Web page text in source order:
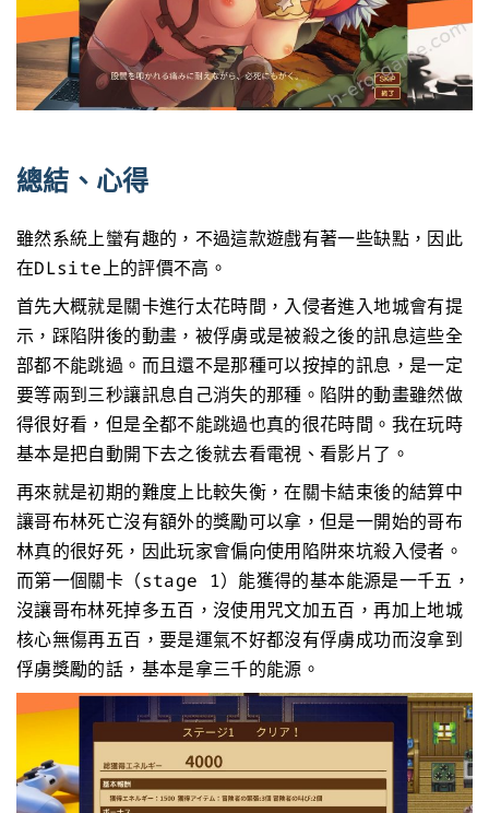
總結、心得
雖然系統上蠻有趣的，不過這款遊戲有著一些缺點，因此
在DLsite上的評價不高。
首先大概就是關卡進行太花時間，入侵者進入地城會有提
示，踩陷阱後的動畫，被俘虜或是被殺之後的訊息這些全
部都不能跳過。而且還不是那種可以按掉的訊息，是一定
要等兩到三秒讓訊息自己消失的那種。陷阱的動畫雖然做
得很好看，但是全都不能跳過也真的很花時間。我在玩時
基本是把自動開下去之後就去看電視、看影片了。
再來就是初期的難度上比較失衡，在關卡結束後的結算中
讓哥布林死亡沒有額外的獎勵可以拿，但是一開始的哥布
林真的很好死，因此玩家會偏向使用陷阱來坑殺入侵者。
而第一個關卡（stage 1）能獲得的基本能源是一千五，
沒讓哥布林死掉多五百，沒使用咒文加五百，再加上地城
核心無傷再五百，要是運氣不好都沒有俘虜成功而沒拿到
俘虜獎勵的話，基本是拿三千的能源。